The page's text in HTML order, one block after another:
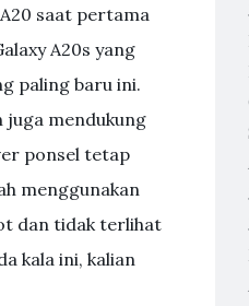
saat pertama
A20s yang
paling baru ini.
juga mendukung
ponsel tetap
menggunakan
dan tidak terlihat
kala ini, kalian